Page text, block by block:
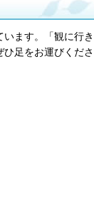
ます。「観に行き
足をお運びくださ